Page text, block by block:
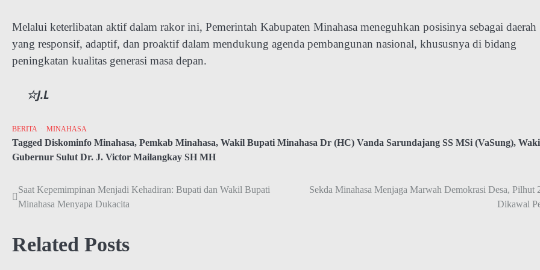
Melalui keterlibatan aktif dalam rakor ini, Pemerintah Kabupaten Minahasa meneguhkan posisinya sebagai daerah
yang responsif, adaptif, dan proaktif dalam mendukung agenda pembangunan nasional, khususnya di bidang
peningkatan kualitas generasi masa depan.
☆J.L
BERITA MINAHASA
Tagged Diskominfo Minahasa, Pemkab Minahasa, Wakil Bupati Minahasa Dr (HC) Vanda Sarundajang SS MSi (VaSung),
Gubernur Sulut Dr. J. Victor Mailangkay SH MH
Navigasi
Saat Kepemimpinan Menjadi Kehadiran: Bupati dan Wakil Bupati
Minahasa Menyapa Dukacita
Sekda Minahasa Menjaga Marwah Demokrasi Desa, Pilhut
Dikawal
Related Posts